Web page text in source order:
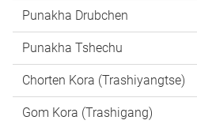
Punakha Drubchen
Punakha Tshechu
Chorten Kora (Trashiyangtse)
Gom Kora (Trashigang)